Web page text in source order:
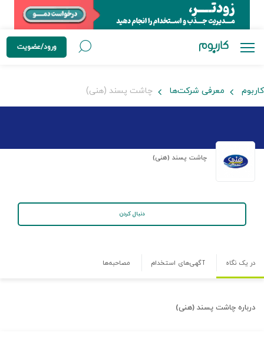
ورود/عضویت
کاربوم معرفی شرکت‌ها چاشت پسند (هنی)
چاشت پسند (هنی)
دنبال کردن
در یک نگاه آگهی‌های استخدام مصاحبه‌ها
درباره چاشت پسند (هنی)